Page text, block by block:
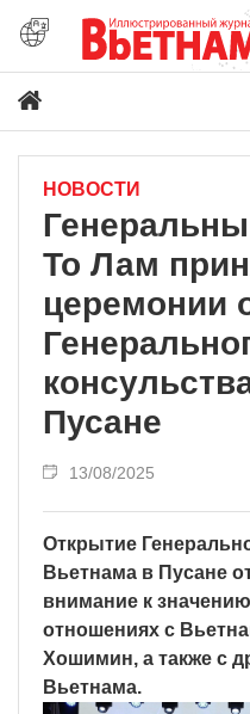
НОВОСТИ
То Лам
церемонии
Пусане
13/08/2025
Открытие
Вьетнама в Пусане
внимание к
отношениях с
Хошимин, а также с
Вьетнама.